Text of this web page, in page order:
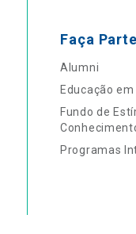
Faça Parte
Alumni
Educação
Fundo de
Programas